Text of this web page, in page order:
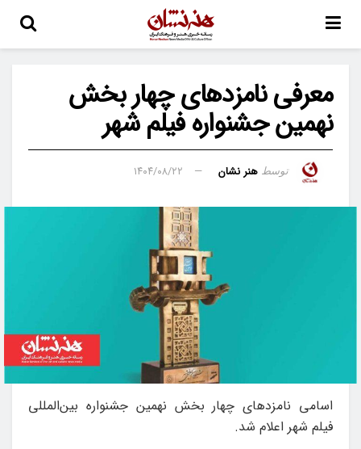
معرفی نامزدهای چهار بخش
نهمین جشنواره فیلم شهر
توسط هنر نشان ۱۴۰۴/۰۸/۲۲
اسامی نامزدهای چهار بخش نهمین جشنواره بین‌المللی
فیلم شهر اعلام شد.